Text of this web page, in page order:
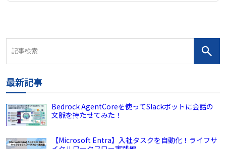
最新記事
Bedrock AgentCoreを使ってSlackボットに会話の
文脈を持たせてみた！
【Microsoft Entra】入社タスクを自動化！ライフサ